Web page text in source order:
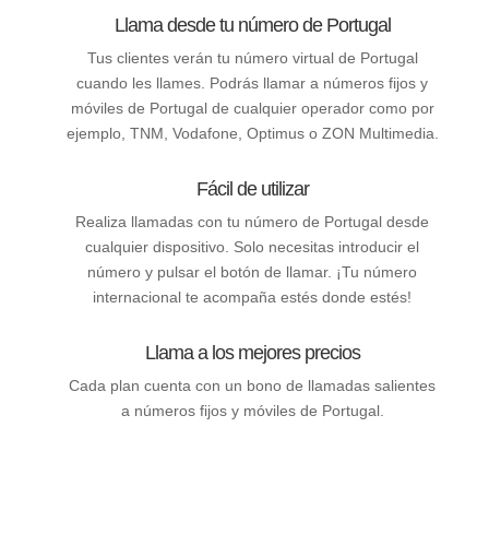
Llama desde tu número de Portugal
Tus clientes verán tu número virtual de Portugal
cuando les llames. Podrás llamar a números fijos y
móviles de Portugal de cualquier operador como por
ejemplo, TNM, Vodafone, Optimus o ZON Multimedia.
Fácil de utilizar
Realiza llamadas con tu número de Portugal desde
cualquier dispositivo. Solo necesitas introducir el
número y pulsar el botón de llamar. ¡Tu número
internacional te acompaña estés donde estés!
Llama a los mejores precios
Cada plan cuenta con un bono de llamadas salientes
a números fijos y móviles de Portugal.